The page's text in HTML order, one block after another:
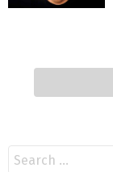
for: